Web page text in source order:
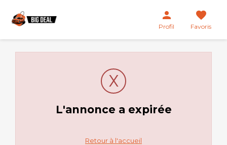
person
Profil
favorite
Favoris
X
L'annonce a expirée
Retour à l'accueil